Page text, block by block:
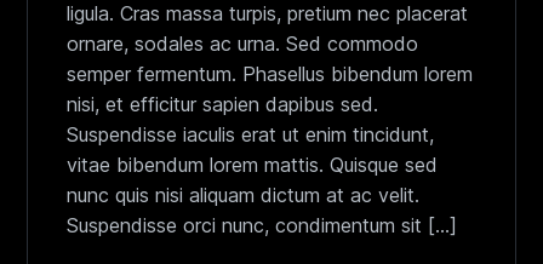
ligula. Cras massa turpis, pretium nec placerat
ornare, sodales ac urna. Sed commodo
semper fermentum. Phasellus bibendum lorem
nisi, et efficitur sapien dapibus sed.
Suspendisse iaculis erat ut enim tincidunt,
vitae bibendum lorem mattis. Quisque sed
nunc quis nisi aliquam dictum at ac velit.
Suspendisse orci nunc, condimentum sit […]